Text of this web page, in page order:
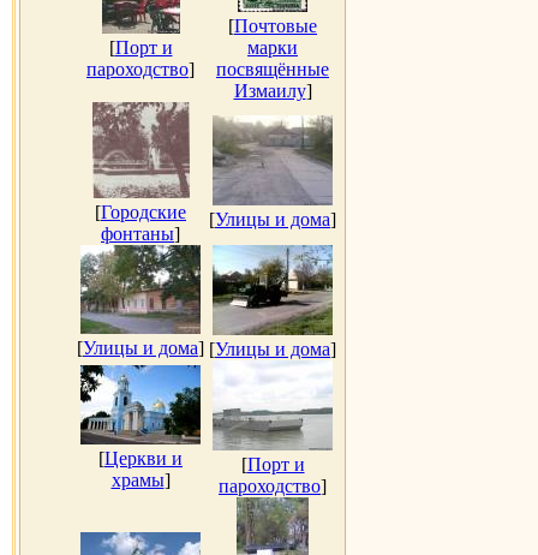
[Порт и
пароходство]
[Почтовые
марки
посвящённые
Измаилу]
[Городские
фонтаны]
[Улицы и дома]
[Улицы и дома] [Улицы и дома]
[Церкви и
храмы]
[Порт и
пароходство]